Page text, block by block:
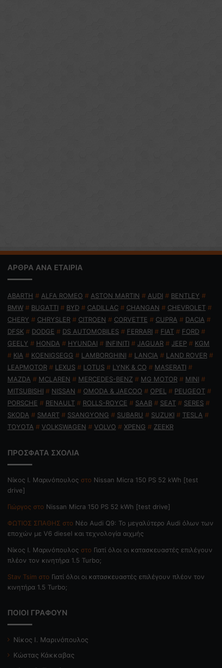
ΑΡΘΡΑ ΑΝΑ ΕΤΑΙΡΙΑ
ABARTH # ALFA ROMEO # ASTON MARTIN # AUDI # BENTLEY #
BMW # BUGATTI # BYD # CADILLAC # CHANGAN # CHEVROLET #
CHERY # CHRYSLER # CITROEN # CORVETTE # CUPRA # DACIA #
DFSK # DODGE # DS AUTOMOBILES # FERRARI # FIAT # FORD #
GEELY # HONDA # HYUNDAI # INFINITI # JAGUAR # JEEP # KGM
# KIA # KOENIGSEGG # LAMBORGHINI # LANCIA # LAND ROVER #
LEAPMOTOR # LEXUS # LOTUS # LYNK & CO # MASERATI #
MAZDA # MCLAREN # MERCEDES-BENZ # MG MOTOR # MINI #
MITSUBISHI # NISSAN # OMODA & JAECOO # OPEL # PEUGEOT #
PORSCHE # RENAULT # ROLLS-ROYCE # SAAB # SEAT # SERES #
SKODA # SMART # SSANGYONG # SUBARU # SUZUKI # TESLA #
TOYOTA # VOLKSWAGEN # VOLVO # XPENG # ZEEKR
ΠΡΟΣΦΑΤΑ ΣΧΟΛΙΑ
Nίκος Ι. Mαρινόπουλος στο Nissan Micra 150 PS 52 kWh [test
drive]
Γιώργος στο Nissan Micra 150 PS 52 kWh [test drive]
ΦΩΤΙΟΣ ΣΠΑΘΗΣ στο Νέο Audi Q9: Το μεγαλύτερο Audi όλων των
εποχών με V6 diesel και τεχνολογία αιχμής
Nίκος Ι. Mαρινόπουλος στο Γιατί όλοι οι κατασκευαστές επιλέγουν
πλέον τον κινητήρα 1.5 Turbo;
Stav Tsim στο Γιατί όλοι οι κατασκευαστές επιλέγουν πλέον τον
κινητήρα 1.5 Turbo;
ΠΟΙΟΙ ΓΡΑΦΟΥΝ
Νίκος Ι. Μαρινόπουλος
Κώστας Κάκκαβας